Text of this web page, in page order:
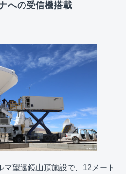
への受信機搭載
マ望遠鏡山頂施設で、12メート